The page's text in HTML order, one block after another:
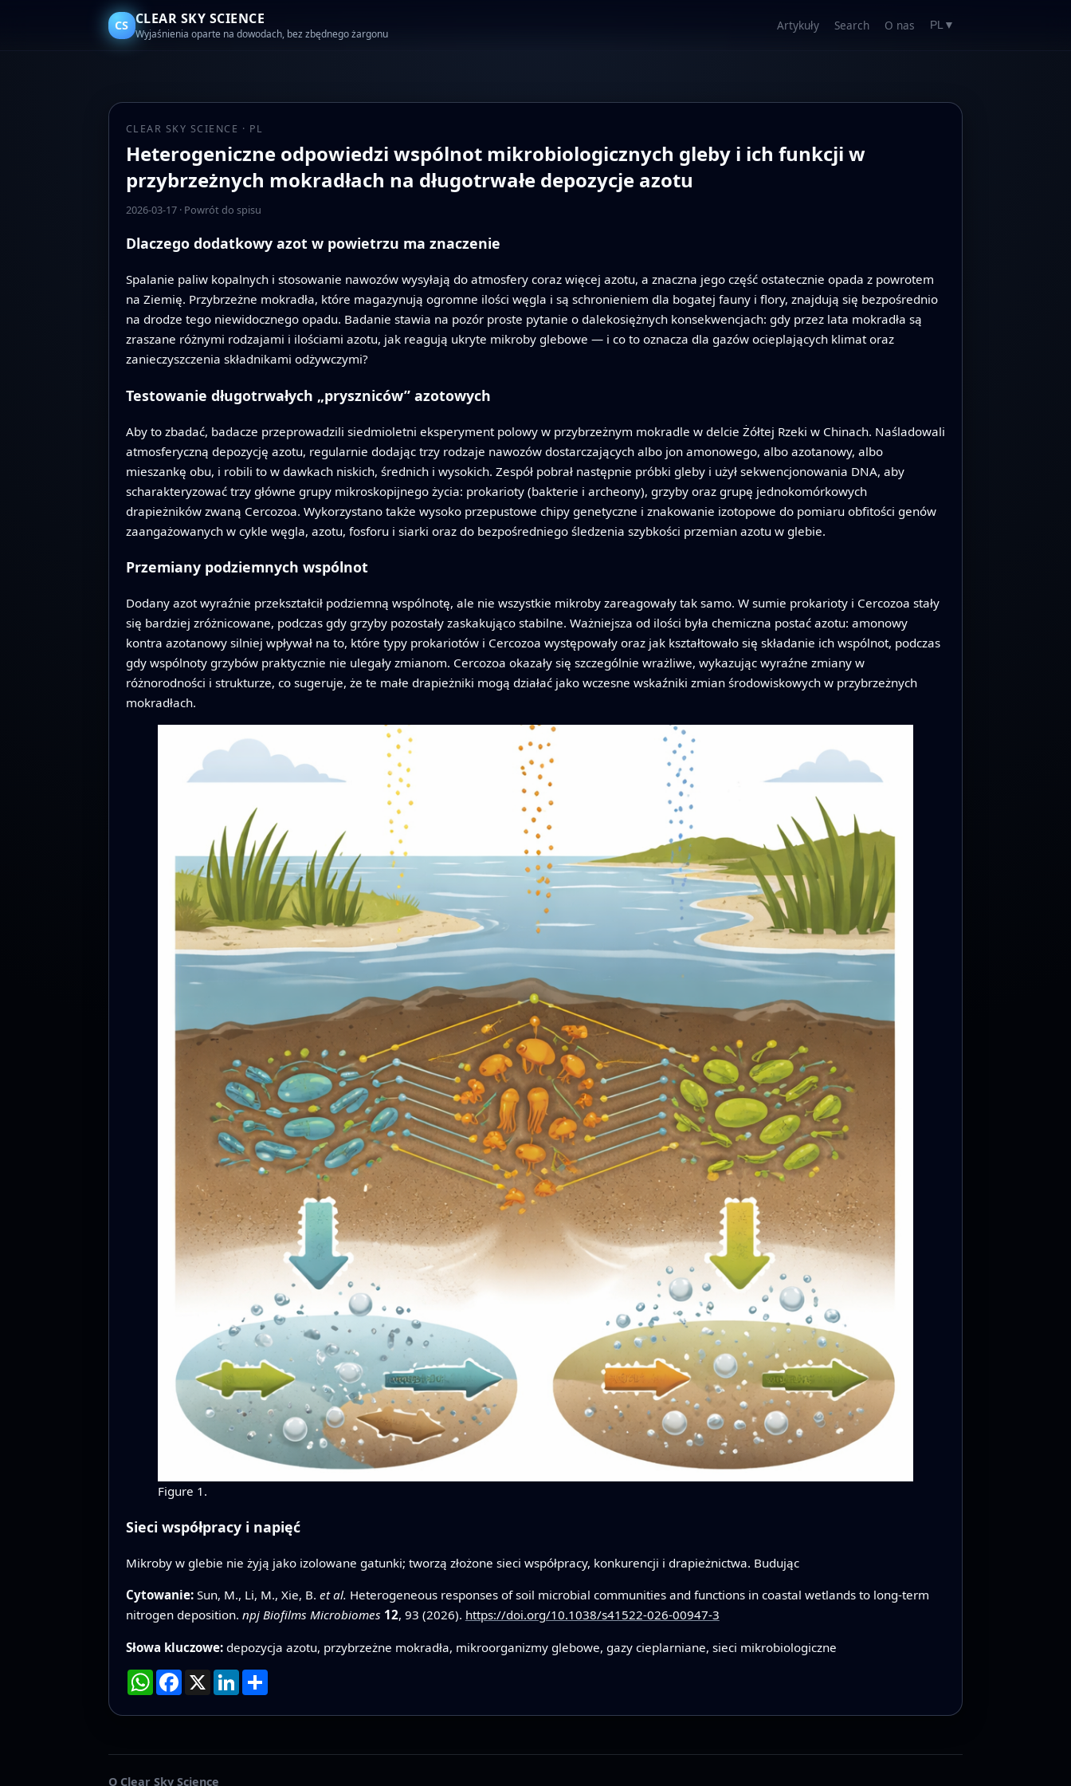
CS CLEAR SKY SCIENCE
Wyjaśnienia oparte na dowodach, bez zbędnego żargonu
Artykuły Search O nas PL ▼
CLEAR SKY SCIENCE · PL
Heterogeniczne odpowiedzi wspólnot mikrobiologicznych gleby i ich funkcji w
przybrzeżnych mokradłach na długotrwałe depozycje azotu
2026-03-17· Powrót do spisu
Dlaczego dodatkowy azot w powietrzu ma znaczenie
Spalanie paliw kopalnych i stosowanie nawozów wysyłają do atmosfery coraz więcej azotu, a znaczna jego część ostatecznie opada z powrotem
na Ziemię. Przybrzeżne mokradła, które magazynują ogromne ilości węgla i są schronieniem dla bogatej fauny i flory, znajdują się bezpośrednio
na drodze tego niewidocznego opadu. Badanie stawia na pozór proste pytanie o dalekosiężnych konsekwencjach: gdy przez lata mokradła są
zraszane różnymi rodzajami i ilościami azotu, jak reagują ukryte mikroby glebowe — i co to oznacza dla gazów ocieplających klimat oraz
zanieczyszczenia składnikami odżywczymi?
Testowanie długotrwałych „pryszniców” azotowych
Aby to zbadać, badacze przeprowadzili siedmioletni eksperyment polowy w przybrzeżnym mokradle w delcie Żółtej Rzeki w Chinach. Naśladowali
atmosferyczną depozycję azotu, regularnie dodając trzy rodzaje nawozów dostarczających albo jon amonowego, albo azotanowy, albo
mieszankę obu, i robili to w dawkach niskich, średnich i wysokich. Zespół pobrał następnie próbki gleby i użył sekwencjonowania DNA, aby
scharakteryzować trzy główne grupy mikroskopijnego życia: prokarioty (bakterie i archeony), grzyby oraz grupę jednokomórkowych
drapieżników zwaną Cercozoa. Wykorzystano także wysoko przepustowe chipy genetyczne i znakowanie izotopowe do pomiaru obfitości genów
zaangażowanych w cykle węgla, azotu, fosforu i siarki oraz do bezpośredniego śledzenia szybkości przemian azotu w glebie.
Przemiany podziemnych wspólnot
Dodany azot wyraźnie przekształcił podziemną wspólnotę, ale nie wszystkie mikroby zareagowały tak samo. W sumie prokarioty i Cercozoa stały
się bardziej zróżnicowane, podczas gdy grzyby pozostały zaskakująco stabilne. Ważniejsza od ilości była chemiczna postać azotu: amonowy
kontra azotanowy silniej wpływał na to, które typy prokariotów i Cercozoa występowały oraz jak kształtowało się składanie ich wspólnot, podczas
gdy wspólnoty grzybów praktycznie nie ulegały zmianom. Cercozoa okazały się szczególnie wrażliwe, wykazując wyraźne zmiany w
różnorodności i strukturze, co sugeruje, że te małe drapieżniki mogą działać jako wczesne wskaźniki zmian środowiskowych w przybrzeżnych
mokradłach.
Figure 1.
Sieci współpracy i napięć
Mikroby w glebie nie żyją jako izolowane gatunki; tworzą złożone sieci współpracy, konkurencji i drapieżnictwa. Budując
Cytowanie: Sun, M., Li, M., Xie, B. et al. Heterogeneous responses of soil microbial communities and functions in coastal wetlands to long-term
nitrogen deposition. npj Biofilms Microbiomes 12, 93 (2026). https://doi.org/10.1038/s41522-026-00947-3
Słowa kluczowe: depozycja azotu, przybrzeżne mokradła, mikroorganizmy glebowe, gazy cieplarniane, sieci mikrobiologiczne
WhatsApp
Facebook
X LinkedInPodziel
się
O Clear Sky Science